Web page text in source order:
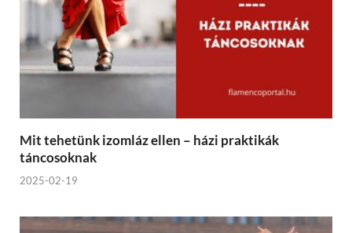
Mit tehetünk izomláz ellen – házi praktikák
táncosoknak
2025-02-19